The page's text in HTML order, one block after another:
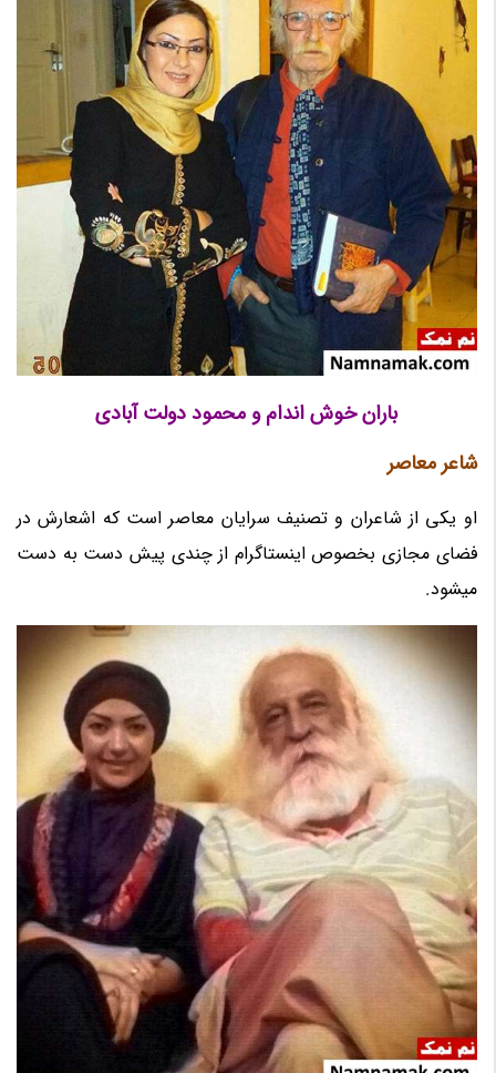
باران خوش اندام و محمود دولت آبادی
شاعر معاصر
او یکی از شاعران و تصنیف سرایان معاصر است که اشعارش در
فضای مجازی بخصوص اینستاگرام از چندی پیش دست به دست
میشود.